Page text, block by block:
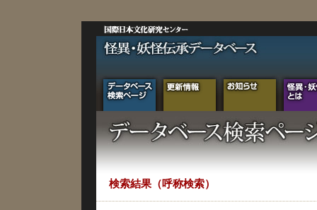
検索結果（呼称検索）